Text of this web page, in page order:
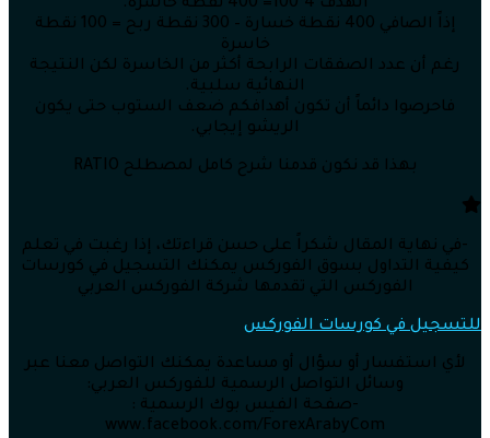
الهدف 4*100= 400 نقطة خاسرة.
إذاً الصافي 400 نقطة خسارة – 300 نقطة ربح = 100 نقطة
خاسرة
رغم أن عدد الصفقات الرابحة أكثر من الخاسرة لكن النتيجة
النهائية سلبية.
فاحرصوا دائماً أن تكون أهدافكم ضعف الستوب حتى يكون
الريشو إيجابي.
بهذا قد نكون قدمنا شرح كامل لمصطلح RATIO
-في نهاية المقال شكراً على حسن قراءتك، إذا رغبت في تعلم
كيفية التداول بسوق الفوركس يمكنك التسجيل في كورسات
الفوركس التي تقدمها شركة الفوركس العربي
للتسجيل في كورسات الفوركس
لأي استفسار أو سؤال أو مساعدة يمكنك التواصل معنا عبر
وسائل التواصل الرسمية للفوركس العربي:
-صفحة الفيس بوك الرسمية :
www.facebook.com/ForexArabyCom